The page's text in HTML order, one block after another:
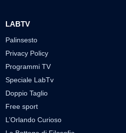
LABTV
Palinsesto
Privacy Policy
Programmi TV
Speciale LabTv
Doppio Taglio
Free sport
L’Orlando Curioso